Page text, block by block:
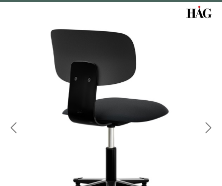
Bildergalerie überspringen